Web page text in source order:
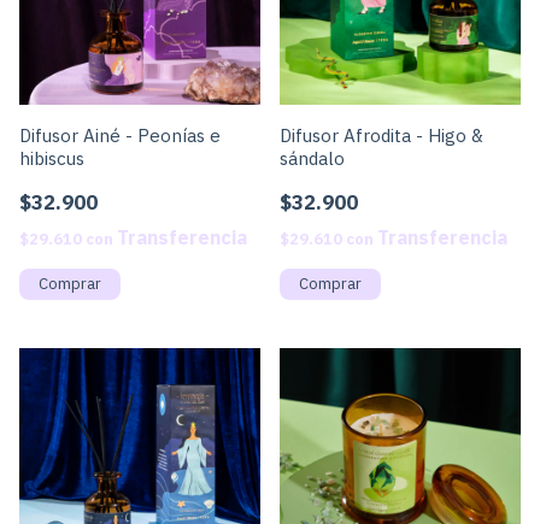
Difusor Ainé - Peonías e
hibiscus
$32.900
$29.610 con
Difusor Afrodita - Higo &
sándalo
$32.900
$29.610 con